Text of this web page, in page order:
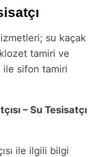
su kaçak
tamiri ve
ile sifon tamiri
– Su Tesisatçı
ile ilgili bilgi